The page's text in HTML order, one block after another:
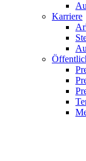
Karriere